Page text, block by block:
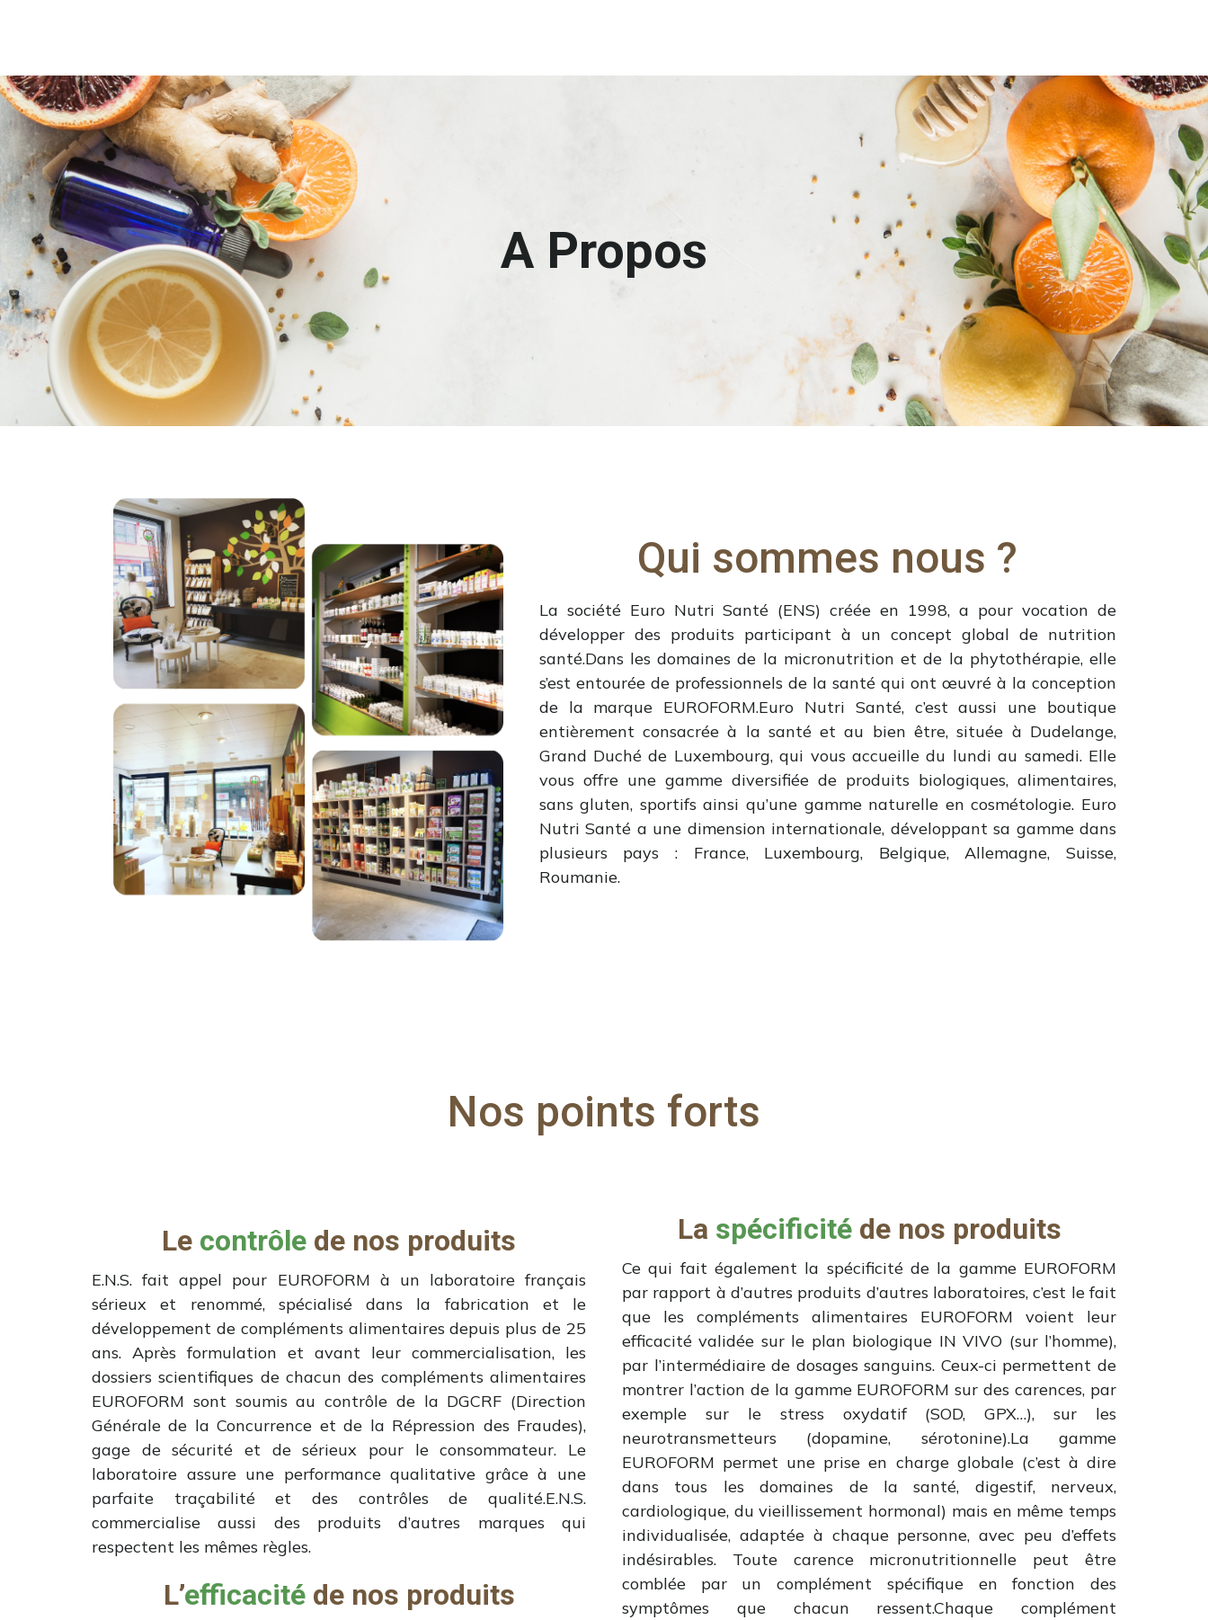
A Propos
Qui sommes nous ?
La société Euro Nutri Santé (ENS) créée en 1998, a pour vocation de
développer des produits participant à un concept global de nutrition
santé.Dans les domaines de la micronutrition et de la phytothérapie, elle
s’est entourée de professionnels de la santé qui ont œuvré à la conception
de la marque EUROFORM.Euro Nutri Santé, c’est aussi une boutique
entièrement consacrée à la santé et au bien être, située à Dudelange,
Grand Duché de Luxembourg, qui vous accueille du lundi au samedi. Elle
vous offre une gamme diversifiée de produits biologiques, alimentaires,
sans gluten, sportifs ainsi qu’une gamme naturelle en cosmétologie. Euro
Nutri Santé a une dimension internationale, développant sa gamme dans
plusieurs pays : France, Luxembourg, Belgique, Allemagne, Suisse,
Roumanie.
Nos points forts
Le contrôle de nos produits
E.N.S. fait appel pour EUROFORM à un laboratoire français
sérieux et renommé, spécialisé dans la fabrication et le
développement de compléments alimentaires depuis plus de 25
ans. Après formulation et avant leur commercialisation, les
dossiers scientifiques de chacun des compléments alimentaires
EUROFORM sont soumis au contrôle de la DGCRF (Direction
Générale de la Concurrence et de la Répression des Fraudes),
gage de sécurité et de sérieux pour le consommateur. Le
laboratoire assure une performance qualitative grâce à une
parfaite traçabilité et des contrôles de qualité.E.N.S.
commercialise aussi des produits d’autres marques qui
respectent les mêmes règles.
L’efficacitéde nos produits
La spécificitéde nos produits
Ce qui fait également la spécificité de la gamme EUROFORM
par rapport à d’autres produits d’autres laboratoires, c’est le fait
que les compléments alimentaires EUROFORM voient leur
efficacité validée sur le plan biologique IN VIVO (sur l’homme),
par l’intermédiaire de dosages sanguins. Ceux-ci permettent de
montrer l’action de la gamme EUROFORM sur des carences, par
exemple sur le stress oxydatif (SOD, GPX…), sur les
neurotransmetteurs (dopamine, sérotonine).La gamme
EUROFORM permet une prise en charge globale (c’est à dire
dans tous les domaines de la santé, digestif, nerveux,
cardiologique, du vieillissement hormonal) mais en même temps
individualisée, adaptée à chaque personne, avec peu d’effets
indésirables. Toute carence micronutritionnelle peut être
comblée par un complément spécifique en fonction des
symptômes que chacun ressent.Chaque complément